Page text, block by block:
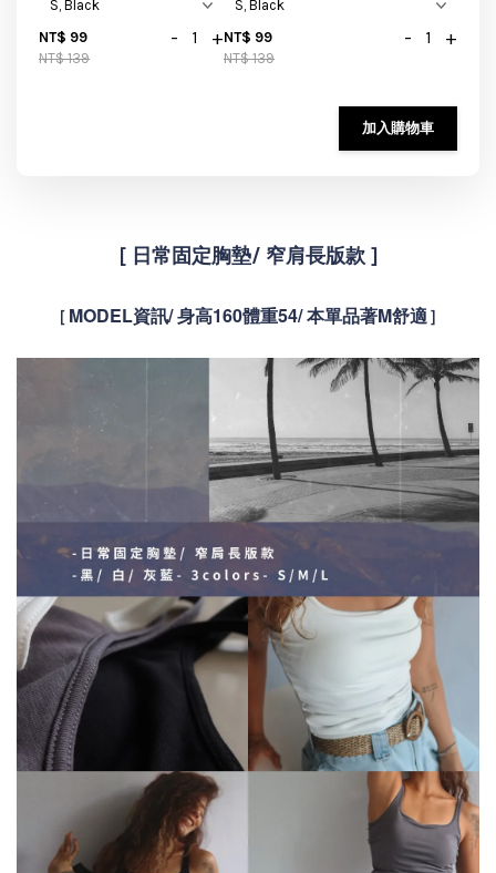
NT$ 99
NT$ 139
- +NT$ 99
NT$ 139
- +
加入購物車
[ 日常固定胸墊/ 窄肩長版款 ]
[MODEL資訊/ 身高160體重54/ 本單品著M舒適 ]